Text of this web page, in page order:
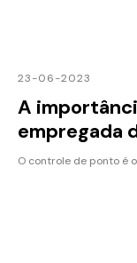
23-06-2023
A
empregada
O controle de ponto é